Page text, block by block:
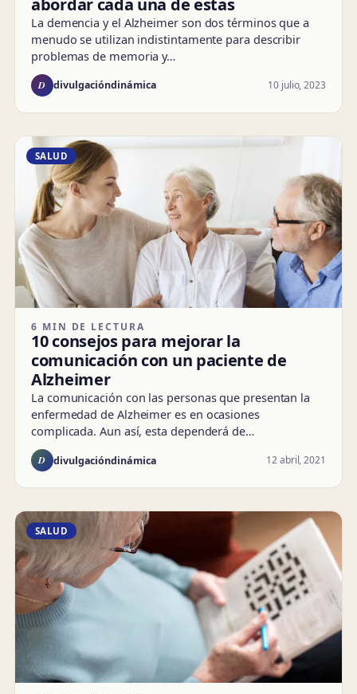
La demencia y el Alzheimer son dos términos que a
menudo se utilizan indistintamente para describir
problemas de memoria y…
D divulgacióndinámica 10 julio, 2023
SALUD
6 MIN DE LECTURA
10 consejos para mejorar la
comunicación con un paciente de
Alzheimer
La comunicación con las personas que presentan la
enfermedad de Alzheimer es en ocasiones
complicada. Aun así, esta dependerá de…
D divulgacióndinámica 12 abril, 2021
SALUD